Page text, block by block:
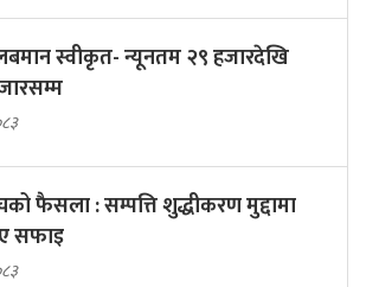
स्वीकृत- न्यूनतम २९ हजारदेखि
फैसला : सम्पत्ति शुद्धीकरण मुद्दामा
सफाइ